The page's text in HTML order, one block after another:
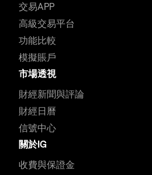
交易APP
高級交易平台
功能比較
模擬賬戶
市場透視
財經新聞與評論
財經日曆
信號中心
關於IG
收費與保證金